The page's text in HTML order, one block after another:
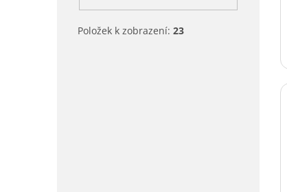
Položek k zobrazení: 23